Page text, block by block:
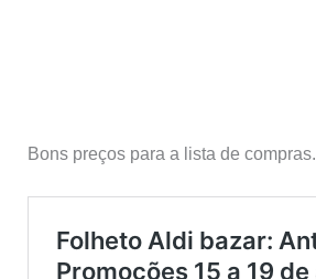
Bons preços para a lista de compras.